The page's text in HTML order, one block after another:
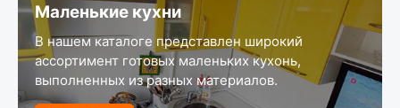
Маленькие кухни
В нашем каталоге представлен широкий
ассортимент готовых маленьких кухонь,
выполненных из разных материалов.